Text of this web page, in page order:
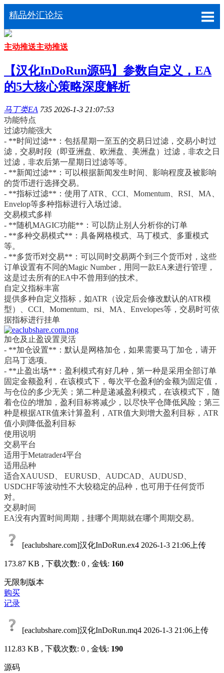
精品外汇论坛
主动推送主动推送
【汉化InDoRun源码】参数自定义，EA
的5大核心策略深度解析
马丁类EA 735 2026-1-3 21:07:53
功能特点
过滤功能强大
- **时间过滤**：包括星期一至五的交易日过滤，交易小时过
滤，交易时段（即亚洲盘、欧洲盘、美洲盘）过滤，非农之日
过滤，非农后第一星期日过滤等等。
- **新闻过滤**：可以根据新闻发生时间、影响程度及被影响
的货币进行选择交易。
- **指标过滤**：使用了ATR、CCI、Momentum、RSI、MA、
Envelop等多种指标进行入场过滤。
交易模式多样
- **随机MAGIC功能**：可以防止别人分析你的订单
- **多种交易模式**：具备网格模式、马丁模式、多重模式
等。
- **多货币对交易**：可以同时交易两个到三个货币对，这些
订单设置有不同的Magic Number，用同一款EA来进行管理，
这是过去所有的EA中不曾用到的技术。
自定义指标丰富
提供多种自定义指标，如ATR（设定后会修改默认的ATR模
型）、CCI、Momentum、rsi、MA、Envelopes等，交易时可依
据指标进行挂单
加仓及止盈设置灵活
- **加仓设置**：默认是网格加仓，如果需要马丁加仓，请开
启马丁选项。
- **止盈出场**：盈利模式有好几种，第一种是采用全部订单
固定金额盈利，在该模式下，每次平仓盈利的金额为固定值，
与仓位的多少无关；第二种是递减盈利模式，在该模式下，随
着仓位的增加，盈利目标将减少，以尽快平仓降低风险；第三
种是根据ATR值来计算盈利，ATR值大则增大盈利目标，ATR
值小则降低盈利目标
使用说明
交易平台
适用于Metatrader4平台
适用品种
适合XAUUSD、 EURUSD、AUDCAD、AUDUSD、
USDCHF等波动性不大较稳定的品种，也可用于任何货币
对。
交易时间
EA没有内置时间周期，挂哪个周期就在哪个周期交易。
[eaclubshare.com]汉化InDoRun.ex4 2026-1-3 21:06上传
173.87 KB , 下载次数: 0 , 金钱: 160
无限制版本
购买
记录
[eaclubshare.com]汉化InDoRun.mq4 2026-1-3 21:06上传
112.83 KB , 下载次数: 0 , 金钱: 190
源码